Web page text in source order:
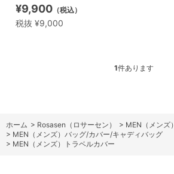
¥9,900 （税込）
税抜 ¥9,000
1件あります
ホーム > Rosasen（ロサーセン） > MEN（メンズ）
> MEN（メンズ）バッグ/カバー/キャディバッグ
> MEN（メンズ）トラベルカバー